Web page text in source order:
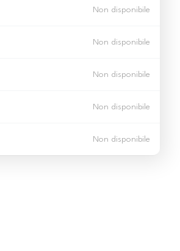
Non disponibile
Non disponibile
Non disponibile
Non disponibile
Non disponibile